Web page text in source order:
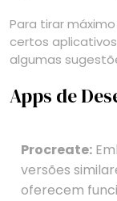
Para tirar
certos
algumas
Apps de
Procreate:
versões
oferecem